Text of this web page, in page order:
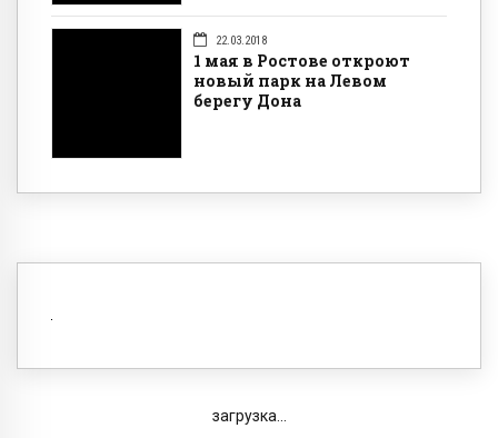
22.03.2018
1 мая в Ростове откроют
новый парк на Левом
берегу Дона
загрузка...